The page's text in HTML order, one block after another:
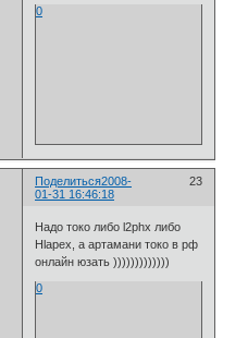
0
Поделиться 23
2008-
01-31 16:46:18
Надо токо либо l2phx либо
Hlapex, а артамани токо в рф
онлайн юзать )))))))))))))
0